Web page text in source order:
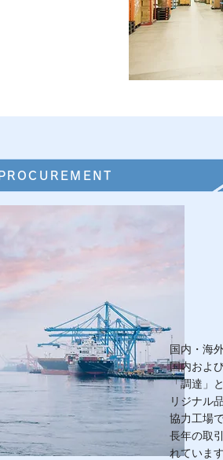
国内・海
国内およ
「調達」
リジナル
協力工場
長年の取
れています